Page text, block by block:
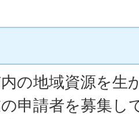
の地域資源を生
申請者を募集し